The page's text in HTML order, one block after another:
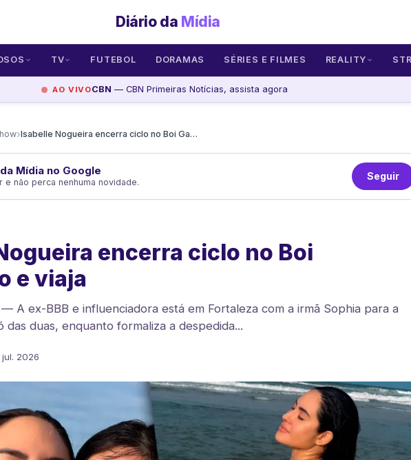
Diário da Mídia
TV FUTEBOL DORAMAS SÉRIES E FILMES REALITY
AO VIVOCBN — CBN Primeiras Notícias, assista agora
› Isabelle Nogueira encerra ciclo no Boi Garantido e viaja
Mídia no Google
e não perca nenhuma novidade.
Seguir
encerra ciclo no Boi
e viaja
A ex-BBB e influenciadora está em Fortaleza com a irmã Sophia para a
das duas, enquanto formaliza a despedida...
2026